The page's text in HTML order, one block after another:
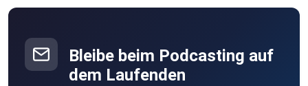
Bleibe beim Podcasting auf
dem Laufenden